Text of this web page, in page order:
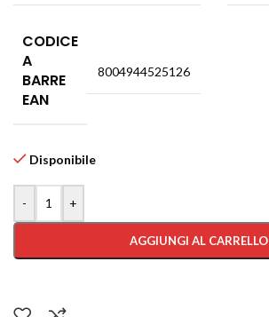
CODICE
A
BARRE
EAN
8004944525126
Disponibile
- +
AGGIUNGI AL CARRELLO